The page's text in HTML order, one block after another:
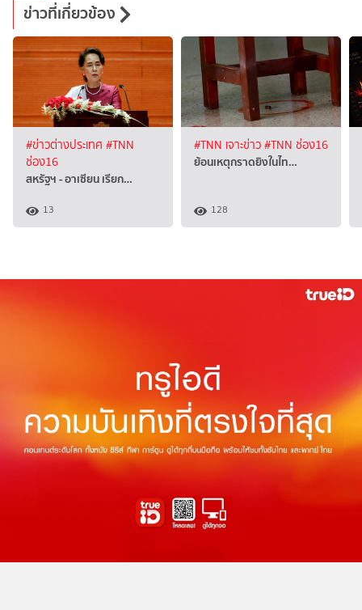
ข่าวที่เกี่ยวข้อง
#ข่าวต่างประเทศ #TNN
ช่อง16
สหรัฐฯ - อาเซียน เรียก…
13
#TNN เจาะข่าว#TNN ช่อง16
ย้อนเหตุกราดยิงในไท…
128